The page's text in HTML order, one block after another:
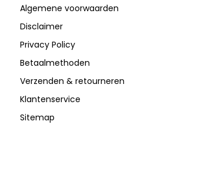
Algemene voorwaarden
Disclaimer
Privacy Policy
Betaalmethoden
Verzenden & retourneren
Klantenservice
Sitemap